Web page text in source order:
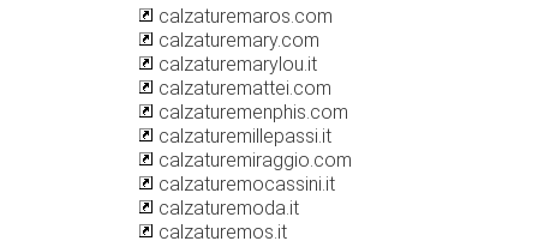
calzaturemaros.com
calzaturemary.com
calzaturemarylou.it
calzaturemattei.com
calzaturemenphis.com
calzaturemillepassi.it
calzaturemiraggio.com
calzaturemocassini.it
calzaturemoda.it
calzaturemos.it